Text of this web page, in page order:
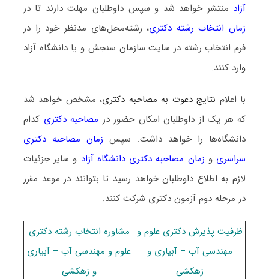
آزاد منتشر خواهد شد و سپس داوطلبان مهلت دارند تا در
زمان انتخاب رشته دکتری، رشته‌محل‌های مدنظر خود را در
فرم انتخاب رشته در سایت سازمان سنجش و یا دانشگاه آزاد
وارد کنند.
با اعلام نتایج دعوت به مصاحبه دکتری، مشخص خواهد شد
که هر یک از داوطلبان امکان حضور در مصاحبه دکتری کدام
دانشگاه‌ها را خواهد داشت. سپس زمان مصاحبه دکتری
سراسری و زمان مصاحبه دکتری دانشگاه آزاد و سایر جزئیات
لازم به اطلاع داوطلبان خواهد رسید تا بتوانند در موعد مقرر
در مرحله دوم آزمون دکتری شرکت کنند.
ظرفیت پذیرش دکتری ﻋﻠﻮم و
ﻣﻬﻨﺪسی آب – آبیاری و
زهکشی
مشاوره انتخاب رشته دکتری
ﻋﻠﻮم و ﻣﻬﻨﺪسی آب – آبیاری
و زهکشی